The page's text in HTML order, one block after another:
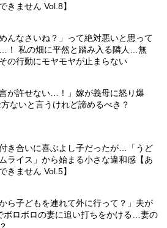
きません Vol.8】
めんなさいね？」って絶対悪いと思って
！ 私の畑に平然と踏み入る隣人…無
の行動にモヤモヤが止まらない
言が許せない…！」嫁が義母に怒り爆
ないと言うけれど諦めるべき？
き合いに喜ぶよし子だったが…「うど
ライス」から始まる小さな違和感【あ
きません Vol.5】
から子どもを連れて外に行って？」夫が
ボロボロの妻に追い打ちをかける…妻の